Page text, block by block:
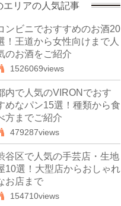
エリアの人気記事
ンビニでおすすめのお酒20
！王道から女性向けまで人
のお酒をご紹介
1526069views
内で人気のVIRONでおす
めなパン15選！種類から食
方までご紹介
479287views
谷区で人気の手芸店・生地
10選！大型店からおしゃれ
お店まで
154710views